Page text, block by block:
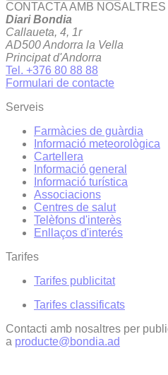
CONTACTA AMB NOSALTRES
Diari Bondia
Callaueta, 4, 1r
AD500 Andorra la Vella
Principat d'Andorra
Tel. +376 80 88 88
Formulari de contacte
Serveis
Farmàcies de guàrdia
Informació meteorològica
Cartellera
Informació general
Informació turística
Associacions
Centres de salut
Telèfons d'interès
Enllaços d'interés
Tarifes
Tarifes publicitat
Tarifes classificats
Contacti amb nosaltres per
a producte@bondia.ad